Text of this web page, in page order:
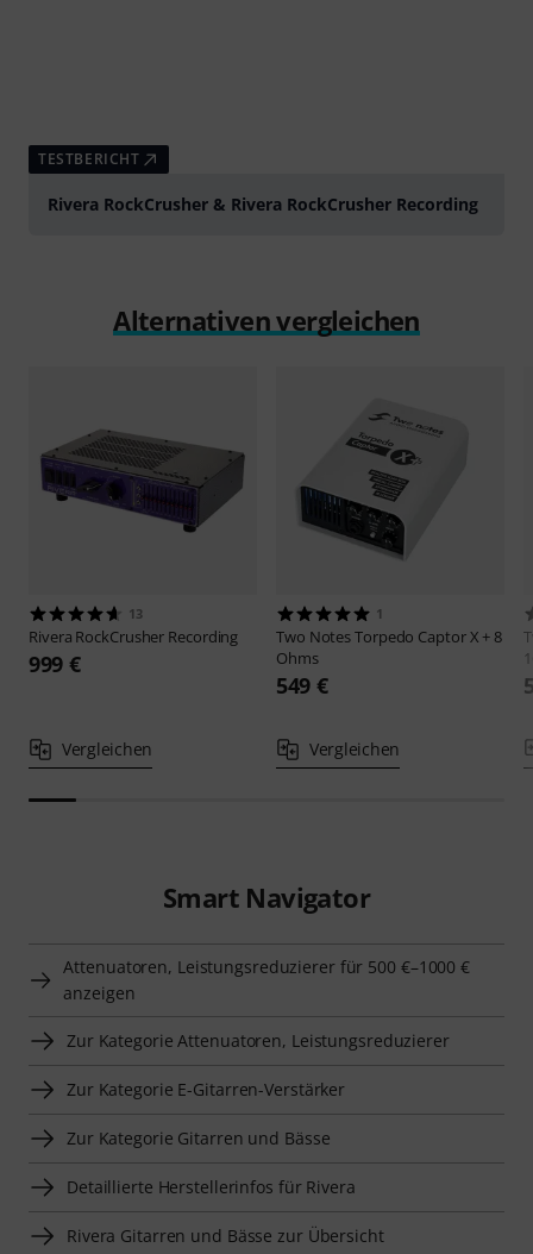
TESTBERICHT
Rivera RockCrusher & Rivera RockCrusher Recording
Alternativen vergleichen
13
Rivera RockCrusher Recording
999 €
Vergleichen
1
Two NotesTorpedo Captor X + 8
Ohms
549 €
Vergleichen
Smart Navigator
Attenuatoren, Leistungsreduzierer für 500 €–1000 €
anzeigen
Zur Kategorie Attenuatoren, Leistungsreduzierer
Zur Kategorie E-Gitarren-Verstärker
Zur Kategorie Gitarren und Bässe
Detaillierte Herstellerinfos für Rivera
Rivera Gitarren und Bässe zur Übersicht